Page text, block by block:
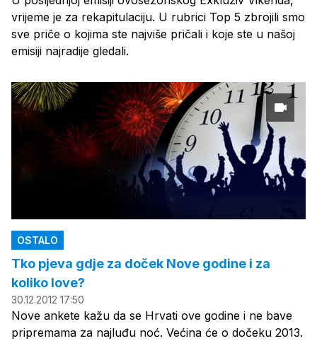
vrijeme je za rekapitulaciju. U rubrici Top 5 zbrojili smo
sve priče o kojima ste najviše pričali i koje ste u našoj
emisiji najradije gledali.
OSTALO
Tko pjeva gdje za doček Nove godine i za
koliko love?
30.12.2012 17:50
Nove ankete kažu da se Hrvati ove godine i ne bave
pripremama za najluđu noć. Većina će o dočeku 2013.